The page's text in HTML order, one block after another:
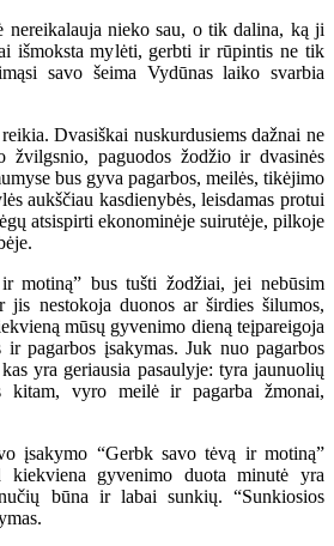
nieko sau, o tik dalina, ką ji
išmoksta mylėti, gerbti ir rūpintis ne tik
savo šeima Vydūnas laiko svarbia
Dvasiškai nuskurdusiems dažnai ne
žvilgsnio, paguodos žodžio ir dvasinės
bus gyva pagarbos, meilės, tikėjimo
aukščiau kasdienybės, leisdamas protui
atsispirti ekonominėje suirutėje, pilkoje
bus tušti žodžiai, jei nebūsim
jis nestokoja duonos ar širdies šilumos,
mūsų gyvenimo dieną teįpareigoja
ir pagarbos įsakymas. Juk nuo pagarbos
yra geriausia pasaulyje: tyra jaunuolių
kitam, vyro meilė ir pagarba žmonai,
“Gerbk savo tėvą ir motiną”
kiekviena gyvenimo duota minutė yra
būna ir labai sunkių. “Sunkiosios